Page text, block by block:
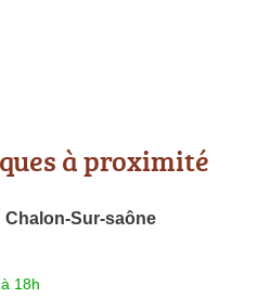
à proximité
Chalon-Sur-saône
18h